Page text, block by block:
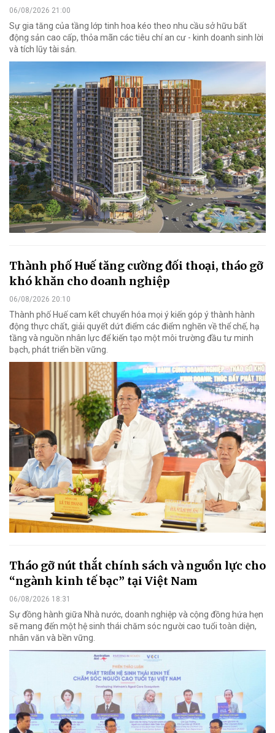
06/08/2026 21:00
Sự gia tăng của tầng lớp tinh hoa kéo theo nhu cầu sở hữu bất
động sản cao cấp, thỏa mãn các tiêu chí an cư - kinh doanh sinh lời
và tích lũy tài sản.
Thành phố Huế tăng cường đối thoại, tháo gỡ
khó khăn cho doanh nghiệp
06/08/2026 20:10
Thành phố Huế cam kết chuyển hóa mọi ý kiến góp ý thành hành
động thực chất, giải quyết dứt điểm các điểm nghẽn về thể chế, hạ
tầng và nguồn nhân lực để kiến tạo một môi trường đầu tư minh
bạch, phát triển bền vững.
Tháo gỡ nút thắt chính sách và nguồn lực cho
“ngành kinh tế bạc” tại Việt Nam
06/08/2026 18:31
Sự đồng hành giữa Nhà nước, doanh nghiệp và cộng đồng hứa hẹn
sẽ mang đến một hệ sinh thái chăm sóc người cao tuổi toàn diện,
nhân văn và bền vững.